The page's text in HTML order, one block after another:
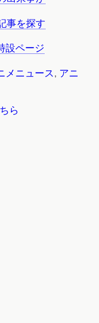
事を探す
設ページ
メニュース, アニ
ら